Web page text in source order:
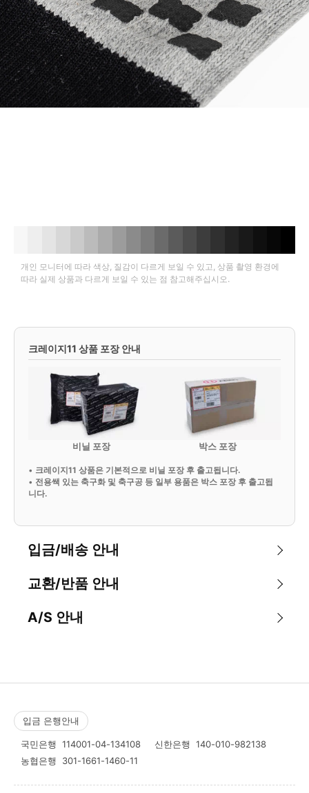
개인 모니터에 따라 색상, 질감이 다르게 보일 수 있고, 상품 촬영 환경에
따라 실제 상품과 다르게 보일 수 있는 점 참고해주십시오.
크레이지11 상품 포장 안내
비닐 포장 박스 포장
• 크레이지11 상품은 기본적으로 비닐 포장 후 출고됩니다.
• 전용쌕 있는 축구화 및 축구공 등 일부 용품은 박스 포장 후 출고됩
니다.
입금/배송 안내
교환/반품 안내
A/S 안내
입금 은행안내
국민은행 114001-04-134108 신한은행 140-010-982138
농협은행 301-1661-1460-11